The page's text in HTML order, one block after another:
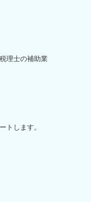
理士の補助業
トします。